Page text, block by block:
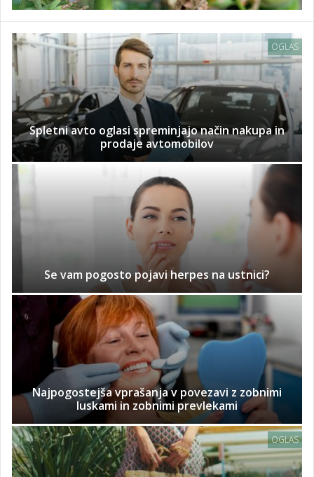
OGLAS
Spletni avto oglasi spreminjajo način nakupa in
prodaje avtomobilov
Se vam pogosto pojavi herpes na ustnici?
Najpogostejša vprašanja v povezavi z zobnimi
luskami in zobnimi prevlekami
OGLAS